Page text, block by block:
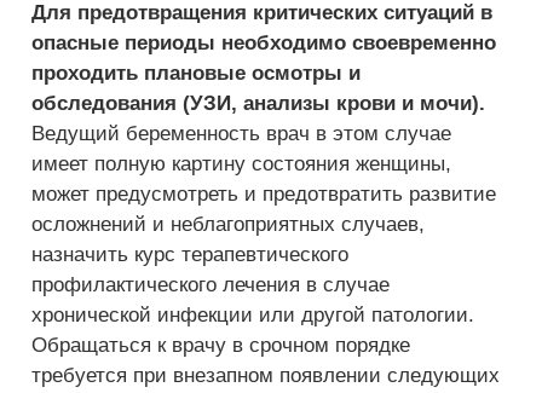
Для предотвращения критических ситуаций в
опасные периоды необходимо своевременно
проходить плановые осмотры и
обследования (УЗИ, анализы крови и мочи).
Ведущий беременность врач в этом случае
имеет полную картину состояния женщины,
может предусмотреть и предотвратить развитие
осложнений и неблагоприятных случаев,
назначить курс терапевтического
профилактического лечения в случае
хронической инфекции или другой патологии.
Обращаться к врачу в срочном порядке
требуется при внезапном появлении следующих